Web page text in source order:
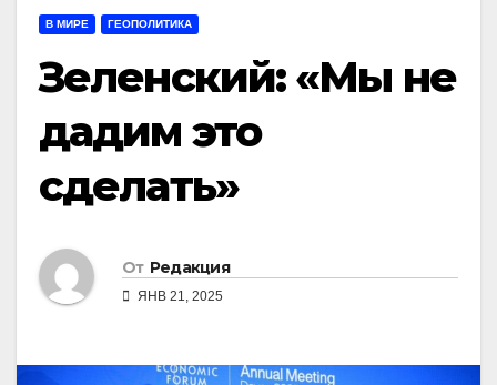
В МИРЕ ГЕОПОЛИТИКА
Зеленский: «Мы не
дадим это
сделать»
От Редакция
ЯНВ 21, 2025